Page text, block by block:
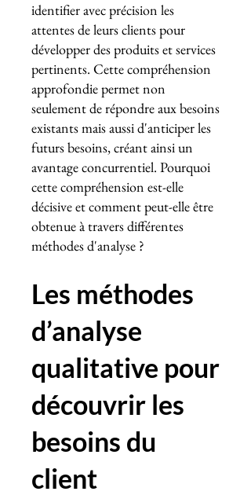
identifier avec précision les
attentes de leurs clients pour
développer des produits et services
pertinents. Cette compréhension
approfondie permet non
seulement de répondre aux besoins
existants mais aussi d'anticiper les
futurs besoins, créant ainsi un
avantage concurrentiel. Pourquoi
cette compréhension est-elle
décisive et comment peut-elle être
obtenue à travers différentes
méthodes d'analyse ?
Les méthodes
d’analyse
qualitative pour
découvrir les
besoins du
client